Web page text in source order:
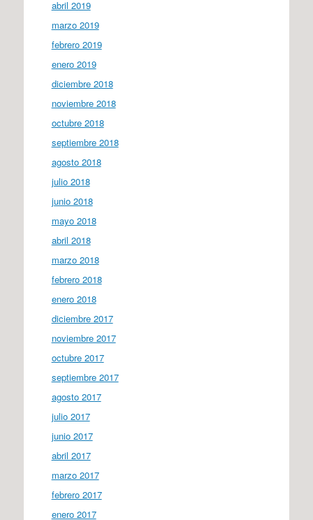
abril 2019
marzo 2019
febrero 2019
enero 2019
diciembre 2018
noviembre 2018
octubre 2018
septiembre 2018
agosto 2018
julio 2018
junio 2018
mayo 2018
abril 2018
marzo 2018
febrero 2018
enero 2018
diciembre 2017
noviembre 2017
octubre 2017
septiembre 2017
agosto 2017
julio 2017
junio 2017
abril 2017
marzo 2017
febrero 2017
enero 2017